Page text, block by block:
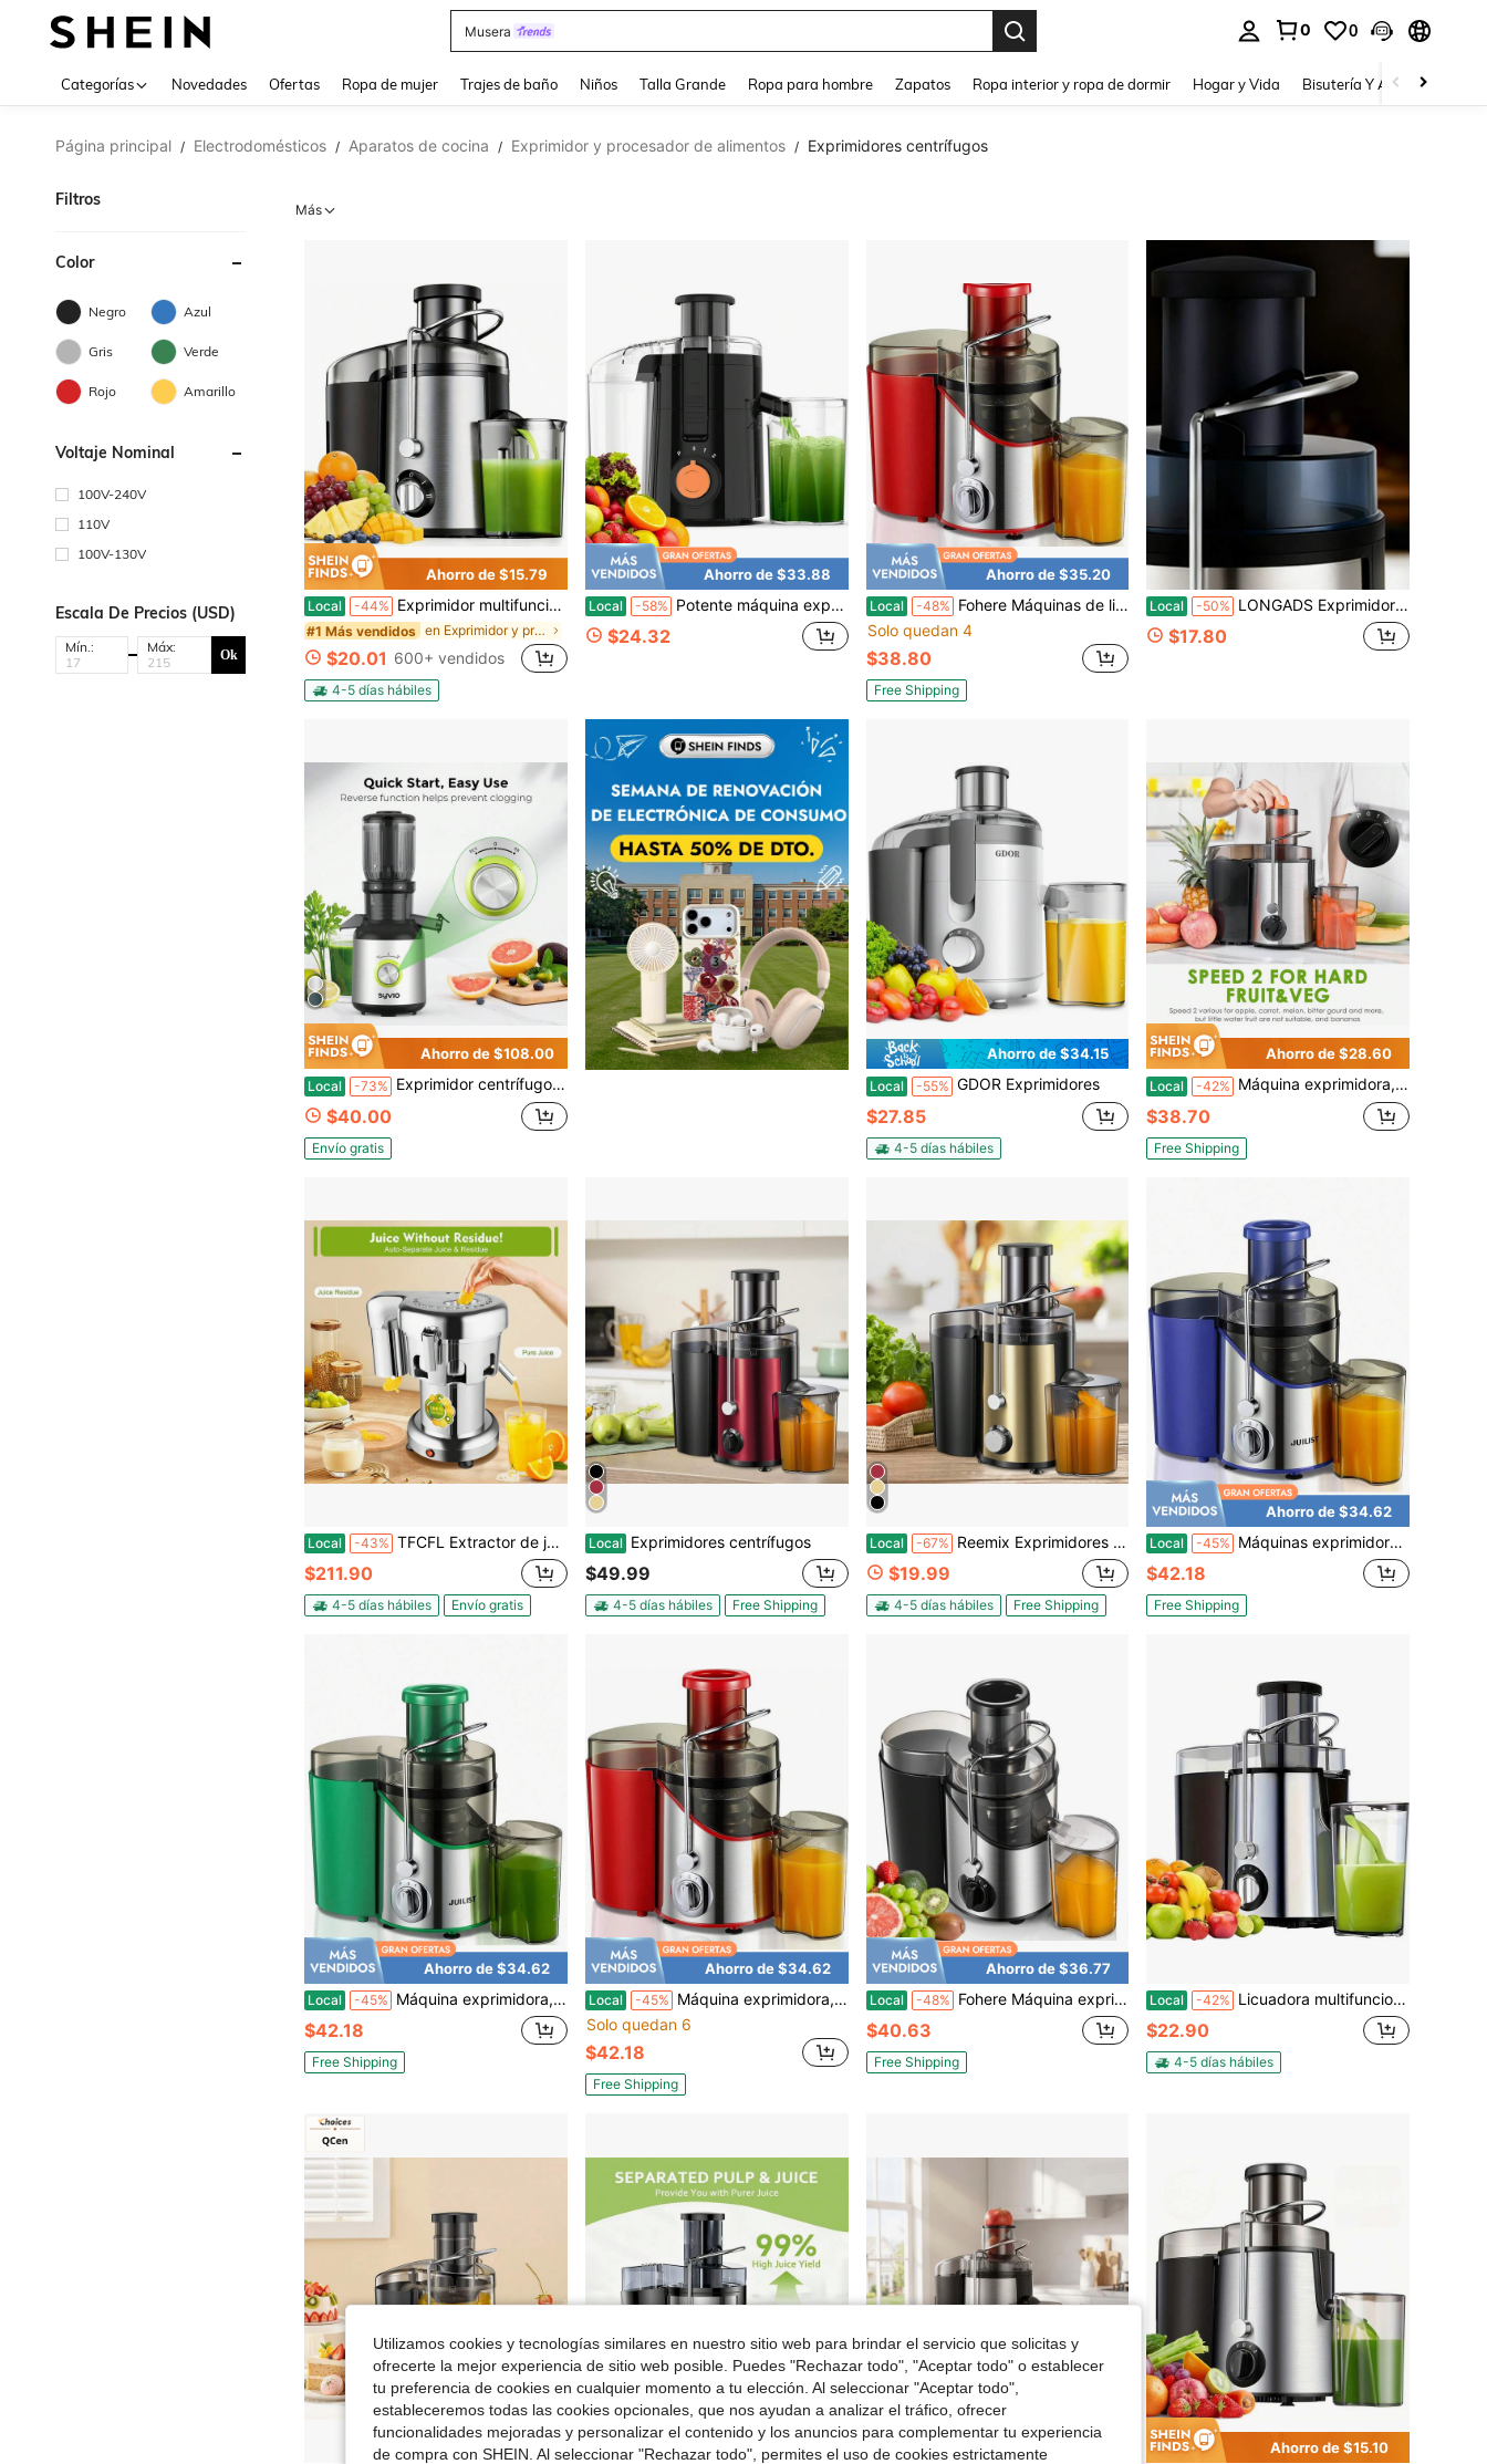
Musera 0 0
Categorías Novedades Ofertas Ropa de mujer Trajes de baño Niños Talla Grande Ropa para hombre Zapatos Ropa interior y ropa de dormir Hogar y Vida Bisutería Y Accesorios
Página principal / Electrodomésticos / Aparatos de cocina / Exprimidor y procesador de alimentos / Exprimidores centrífugos
Filtros
Color
Negro Azul
Gris Verde
Rojo Amarillo
Voltaje Nominal
100V-240V
110V
100V-130V
Escala De Precios (USD)
Mín.: Máx: Ok
Más
Ahorro de $15.79
Local -44% Exprimidor multifuncional, máquina de jugo de frutas, apto para verduras y frutas - Apertura de alimentación ancha para una extracción de jugo fácil, fácil de limpiar, diseño ahorrador de espacio, opción ideal para un estilo de vida saludable y bebidas deliciosas, regalo de Navidad, regalo de inauguración de casa
#1 Más vendidos en Exprimidor y procesador de alimentos
$20.01 600+ vendidos
4-5 días hábiles
Ahorro de $33.88
Local -58% Potente máquina exprimidora centrífuga: tolva de alimentación de boca ancha EXTRA de 3 PULGADAS para exprimir fácilmente frutas y verduras, acero inoxidable, fácil de limpiar, apta para lavavajillas, perfecta para una vida saludable y deliciosas recetas de jugos
$24.32
Ahorro de $35.20
Local -48% Fohere Máquinas de licuadora, licuadora extractora de boca ancha de 3", potencia máxima de 800 W, para verduras y frutas con 3 ajustes de velocidad, motor de 400 W, color rojo
Solo quedan 4
$38.80
Free Shipping
Local -50% LONGADS Exprimidor multifunción, licuadora, batidora, procesador de alimentos, extractor de jugos de boca ancha de 7,6 cm para frutas y verduras, 3 velocidades, fácil de limpiar, desmontable, alto rendimiento de jugo, extracción rápida de jugo para frutas y verduras.
$17.80
Ahorro de $108.00
Local -73% Exprimidor centrífugo Syvio de 3 velocidades, máxima retención de nutrientes - Fácil de limpiar, diseño compacto adecuado para cocinas domésticas - Apto para frutas y verduras - La opción ideal para personas conscientes de la salud y amantes de los jugos frescos, imprescindible para los entusiastas del fitness
$40.00
Envío gratis
Ahorro de $34.15
Local -55% GDOR Exprimidores
$27.85
4-5 días hábiles
Ahorro de $28.60
Local -42% Máquina exprimidora, control de 3 velocidades, para exprimir frutas y verduras enteras, extractor centrífugo de jugo con potencia máxima de 400W, incluye cepillo de limpieza y recetas para jugos
$38.70
Free Shipping
Local -43% TFCFL Extractor de jugo centrífugo comercial de frutas y verduras de acero inoxidable
$211.90
4-5 días hábiles Envío gratis
Local Exprimidores centrífugos
$49.99
4-5 días hábiles Free Shipping
Local -67% Reemix Exprimidores centrífugos
$19.99
4-5 días hábiles Free Shipping
Ahorro de $34.62
Local -45% Máquinas exprimidoras, Exprimidor Juilist de 3" de boca ancha, para verduras y frutas con ajuste de 3 velocidades, motor de 400W, fácil de limpiar
$42.18
Free Shipping
Ahorro de $34.62
Local -45% Máquina exprimidora, Exprimidor Juilist de boca ancha de 3", para verduras y frutas con configuración de 3 velocidades, motor de 400W, fácil de limpiar
$42.18
Free Shipping
Ahorro de $34.62
Local -45% Máquina exprimidora, Exprimidor Juilist de boca ancha de 3 pulgadas, para verduras y frutas con ajuste de 3 velocidades, motor de 400 W, fácil de limpiar
Solo quedan 6
$42.18
Free Shipping
Ahorro de $36.77
Local -48% Fohere Máquina exprimidora, exprimidor de boca ancha de 3", para verduras y frutas con 3 ajustes de velocidad, motor de 400W, fácil de limpiar
$40.63
Free Shipping
Local -42% Licuadora multifuncional, ideal para frutas y verduras. Boca ancha para una fácil extracción del jugo, fácil de limpiar, libre de BPA, apta para lavavajillas, diseño que ahorra espacio. La opción ideal para una vida sana y bebidas deliciosas. Regalo perfecto para Navidad.
$22.90
4-5 días hábiles
Ahorro de $16.10 Ahorro de $27.20 Ahorro de $15.10
Utilizamos cookies y tecnologías similares en nuestro sitio web para brindar el servicio que solicitas y
ofrecerte la mejor experiencia de sitio web posible. Puedes "Rechazar todo", "Aceptar todo" o establecer
tu preferencia de cookies en cualquier momento a tu elección. Al seleccionar "Aceptar todo",
estableceremos todas las cookies opcionales, que nos ayudan a analizar el tráfico, ofrecer
funcionalidades mejoradas y personalizar el contenido y los anuncios para complementar tu experiencia
de compra con SHEIN. Al seleccionar "Rechazar todo", permites el uso de cookies estrictamente